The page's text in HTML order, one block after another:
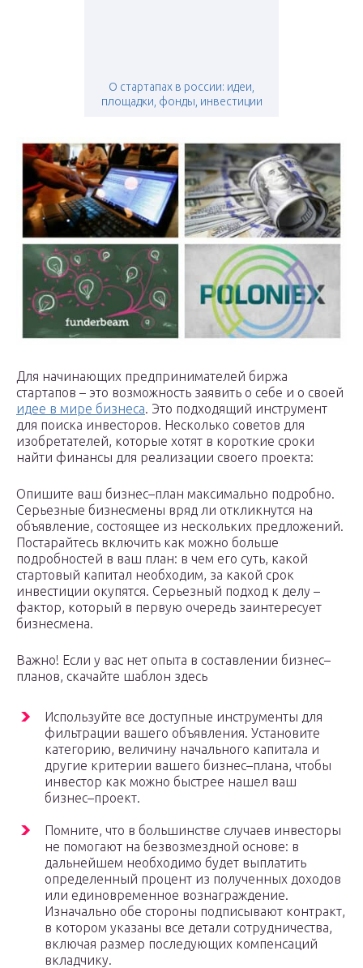
О стартапах в россии: идеи,
площадки, фонды, инвестиции
Для начинающих предпринимателей биржа
стартапов – это возможность заявить о себе и о своей
идее в мире бизнеса . Это подходящий инструмент
для поиска инвесторов. Несколько советов для
изобретателей, которые хотят в короткие сроки
найти финансы для реализации своего проекта:
Опишите ваш бизнес–план максимально подробно.
Серьезные бизнесмены вряд ли откликнутся на
объявление, состоящее из нескольких предложений.
Постарайтесь включить как можно больше
подробностей в ваш план: в чем его суть, какой
стартовый капитал необходим, за какой срок
инвестиции окупятся. Серьезный подход к делу –
фактор, который в первую очередь заинтересует
бизнесмена.
Важно! Если у вас нет опыта в составлении бизнес–
планов, скачайте шаблон здесь
Используйте все доступные инструменты для
фильтрации вашего объявления. Установите
категорию, величину начального капитала и
другие критерии вашего бизнес–плана, чтобы
инвестор как можно быстрее нашел ваш
бизнес–проект.
Помните, что в большинстве случаев инвесторы
не помогают на безвозмездной основе: в
дальнейшем необходимо будет выплатить
определенный процент из полученных доходов
или единовременное вознаграждение.
Изначально обе стороны подписывают контракт,
в котором указаны все детали сотрудничества,
включая размер последующих компенсаций
вкладчику.